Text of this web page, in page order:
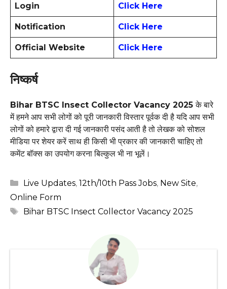
Login Click Here
Notification Click Here
Official Website Click Here
निष्कर्ष
Bihar BTSC Insect Collector Vacancy 2025के बारे
में हमने आप सभी लोगों को पूरी जानकारी विस्तार पूर्वक दी है यदि आप सभी
लोगों को हमारे द्वारा दी गई जानकारी पसंद आती है तो लेखक को सोशल
मीडिया पर शेयर करें साथ ही किसी भी प्रकार की जानकारी चाहिए तो
कमेंट बॉक्स का उपयोग करना बिल्कुल भी ना भूलें।
Categories
Live Updates, 12th/10th Pass Jobs, New Site,
Online Form
Tags
Bihar BTSC Insect Collector Vacancy 2025